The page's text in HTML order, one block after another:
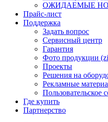
ОЖИДАЕМЫЕ
Прайс-лист
Поддержка
Задать вопрос
Сервисный центр
Гарантия
Фото продукции
Проекты
Решения на
Рекламные
Пользовательское
Где купить
Партнерство